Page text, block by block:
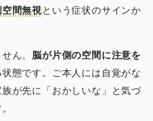
空間無視という症状のサインか
ん。 脳が片側の空間に注意を
状態です。ご本人には自覚がな
が先に「おかしいな」と気づ